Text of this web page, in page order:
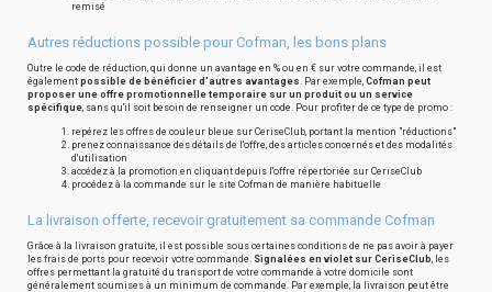
remisé
Autres réductions possible pour Cofman, les bons plans
Outre le code de réduction, qui donne un avantage en % ou en € sur votre commande, il est
également possible de bénéficier d'autres avantages. Par exemple, Cofman peut
proposer une offre promotionnelle temporaire sur un produit ou un service
spécifique, sans qu'il soit besoin de renseigner un code. Pour profiter de ce type de promo :
repérez les offres de couleur bleue sur CeriseClub, portant la mention "réductions"
prenez connaissance des détails de l'offre, des articles concernés et des modalités
d'utilisation
accédez à la promotion en cliquant depuis l'offre répertoriée sur CeriseClub
procédez à la commande sur le site Cofman de manière habituelle
La livraison offerte, recevoir gratuitement sa commande Cofman
Grâce à la livraison gratuite, il est possible sous certaines conditions de ne pas avoir à payer
les frais de ports pour recevoir votre commande. Signalées en violet sur CeriseClub, les
offres permettant la gratuité du transport de votre commande à votre domicile sont
généralement soumises à un minimum de commande. Par exemple, la livraison peut être